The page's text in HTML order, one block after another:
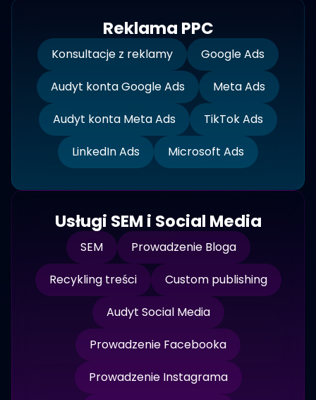
Reklama PPC
Konsultacje z reklamy
Google Ads
Audyt konta Google Ads
Meta Ads
Audyt konta Meta Ads
TikTok Ads
LinkedIn Ads
Microsoft Ads
Usługi SEM i Social Media
SEM
Prowadzenie Bloga
Recykling treści
Custom publishing
Audyt Social Media
Prowadzenie Facebooka
Prowadzenie Instagrama